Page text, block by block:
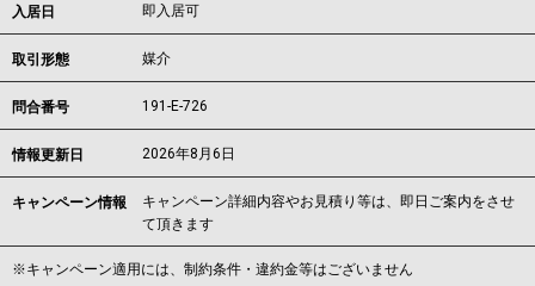
入居日 即入居可
取引形態 媒介
問合番号 191-E-726
情報更新日 2026年8月6日
キャンペーン情報
キャンペーン詳細内容やお見積り等は、即日ご案内をさせ
て頂きます
※キャンペーン適用には、制約条件・違約金等はございません